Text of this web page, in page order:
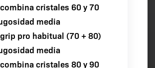
cristales 60 y 70
media
pro habitual (70 + 80)
media
cristales 80 y 90